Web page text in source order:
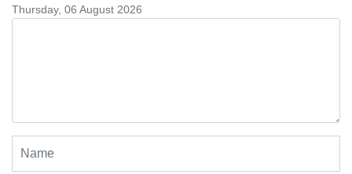
Thursday, 06 August 2026